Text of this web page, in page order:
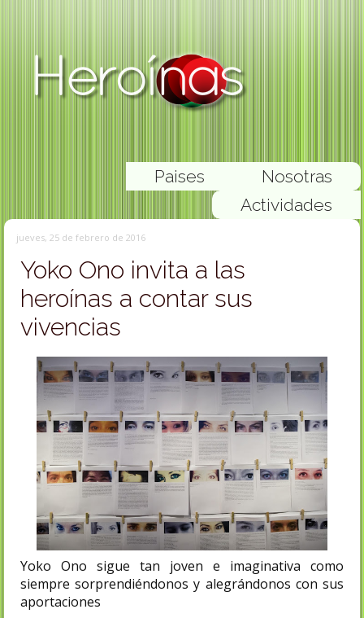
Nosotras
Paises
Actividades
jueves, 25 de febrero de 2016
Yoko Ono invita a las
heroínas a contar sus
vivencias
Yoko Ono sigue tan joven e imaginativa como
siempre sorprendiéndonos y alegrándonos con sus
aportaciones